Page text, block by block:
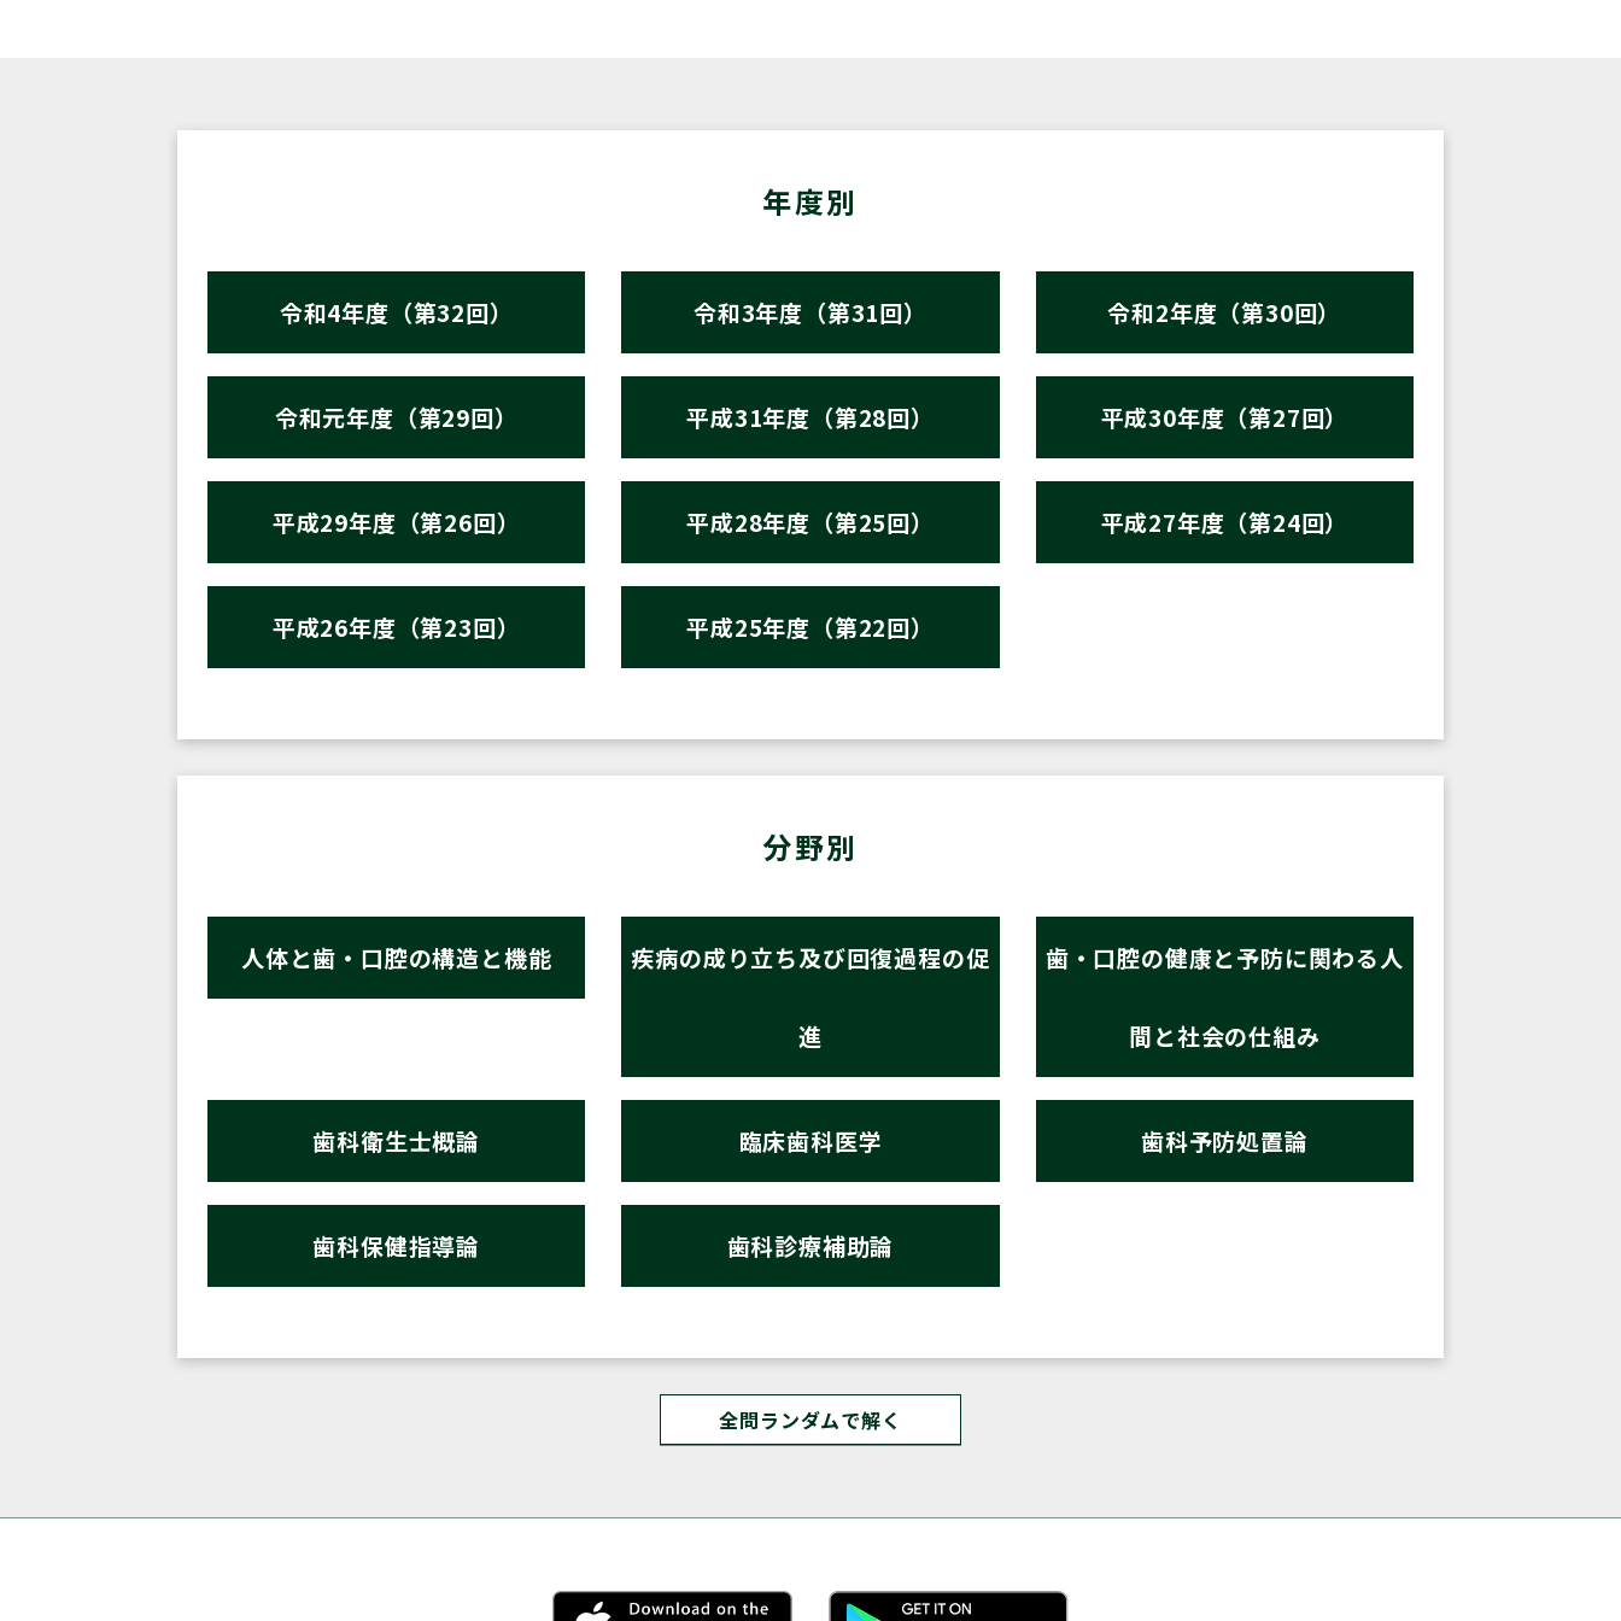
年度別
令和4年度（第32回） 令和3年度（第31回） 令和2年度（第30回）
令和元年度（第29回） 平成31年度（第28回） 平成30年度（第27回）
平成29年度（第26回） 平成28年度（第25回） 平成27年度（第24回）
平成26年度（第23回） 平成25年度（第22回）
分野別
人体と歯・口腔の構造と機能 疾病の成り立ち及び回復過程の促
進
歯・口腔の健康と予防に関わる人
間と社会の仕組み
歯科衛生士概論 臨床歯科医学 歯科予防処置論
歯科保健指導論 歯科診療補助論
全問ランダムで解く